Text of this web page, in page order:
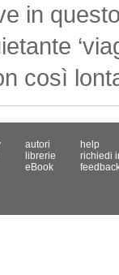
in
così
autori
librerie
eBook
help
richiedi